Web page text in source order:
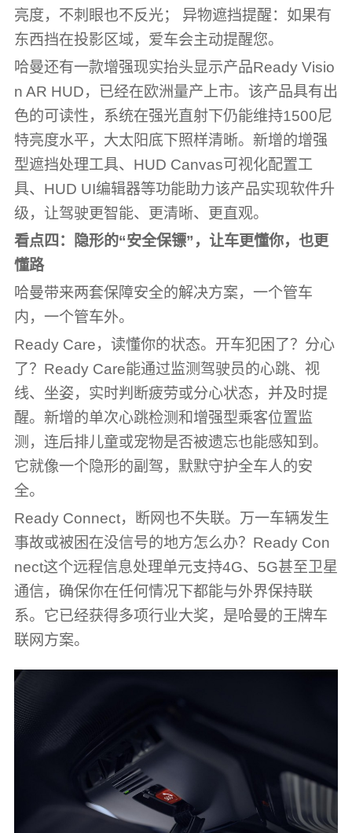
亮度，不刺眼也不反光； 异物遮挡提醒：如果有
东西挡在投影区域，爱车会主动提醒您。
哈曼还有一款增强现实抬头显示产品Ready Visio
n AR HUD，已经在欧洲量产上市。该产品具有出
色的可读性，系统在强光直射下仍能维持1500尼
特亮度水平，大太阳底下照样清晰。新增的增强
型遮挡处理工具、HUD Canvas可视化配置工
具、HUD UI编辑器等功能助力该产品实现软件升
级，让驾驶更智能、更清晰、更直观。
看点四：隐形的“安全保镖”，让车更懂你，也更
懂路
哈曼带来两套保障安全的解决方案，一个管车
内，一个管车外。
Ready Care，读懂你的状态。开车犯困了？分心
了？Ready Care能通过监测驾驶员的心跳、视
线、坐姿，实时判断疲劳或分心状态，并及时提
醒。新增的单次心跳检测和增强型乘客位置监
测，连后排儿童或宠物是否被遗忘也能感知到。
它就像一个隐形的副驾，默默守护全车人的安
全。
Ready Connect，断网也不失联。万一车辆发生
事故或被困在没信号的地方怎么办？Ready Con
nect这个远程信息处理单元支持4G、5G甚至卫星
通信，确保你在任何情况下都能与外界保持联
系。它已经获得多项行业大奖，是哈曼的王牌车
联网方案。